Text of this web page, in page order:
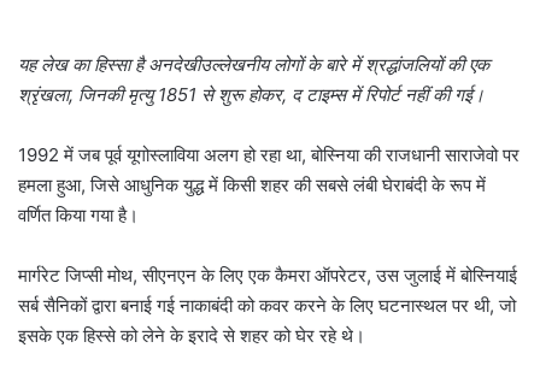
यह लेख का हिस्सा हैअनदेखीउल्लेखनीय लोगों के बारे में श्रद्धांजलियों की एक
श्रृंखला, जिनकी मृत्यु 1851 से शुरू होकर, द टाइम्स में रिपोर्ट नहीं की गई।
1992 में जब पूर्व यूगोस्लाविया अलग हो रहा था, बोस्निया की राजधानी साराजेवो पर
हमला हुआ, जिसे आधुनिक युद्ध में किसी शहर की सबसे लंबी घेराबंदी के रूप में
वर्णित किया गया है।
मार्गरेट जिप्सी मोथ, सीएनएन के लिए एक कैमरा ऑपरेटर, उस जुलाई में बोस्नियाई
सर्ब सैनिकों द्वारा बनाई गई नाकाबंदी को कवर करने के लिए घटनास्थल पर थी, जो
इसके एक हिस्से को लेने के इरादे से शहर को घेर रहे थे।